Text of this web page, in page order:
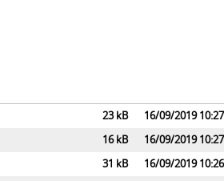
23 kB
16/09/2019
16 kB
16/09/2019
31 kB
16/09/2019